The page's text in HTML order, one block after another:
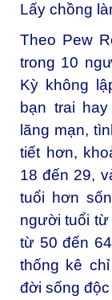
Lấy chồng
Theo Pew
trong 10
Kỳ không
bạn trai
lãng mạn,
tiết hơn,
18 đến 29,
tuổi hơn
người tuổi
từ 50 đến
thống kê
đời sống